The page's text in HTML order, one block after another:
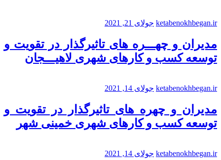
ketabenokhbegan.ir جولای 21, 2021
مدیران و چهـــره های تاثیرگذار در تقویت و
توسعه کسب و کارهای شهری لاهیـــجان
ketabenokhbegan.ir جولای 14, 2021
مدیران و چهره های تاثیرگذار در تقویت و
توسعه کسب و کارهای شهری خمینی شهر
ketabenokhbegan.ir جولای 14, 2021